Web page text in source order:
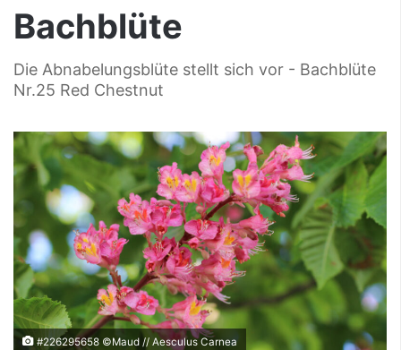
Bachblüte
Die Abnabelungsblüte stellt sich vor - Bachblüte
Nr.25 Red Chestnut
#226295658 ©Maud // Aesculus Carnea